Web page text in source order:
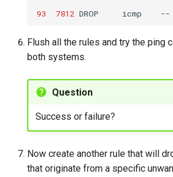
93 7812 DROP icmp --
Flush all the rules and try the ping
both systems.
Question
Success or failure?
Now create another rule that will
that originate from a specific